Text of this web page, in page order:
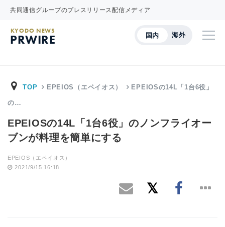
共同通信グループのプレスリリース配信メディア
国内 海外
KYODO NEWS
PRWIRE
TOP EPEIOS（エペイオス） EPEIOSの14L「1台6役」
の…
EPEIOSの14L「1台6役」のノンフライオー
ブンが料理を簡単にする
EPEIOS（エペイオス）
2021/9/15 16:18